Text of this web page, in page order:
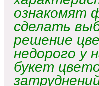
ознакомят
сделать
решение
недорого у
букет